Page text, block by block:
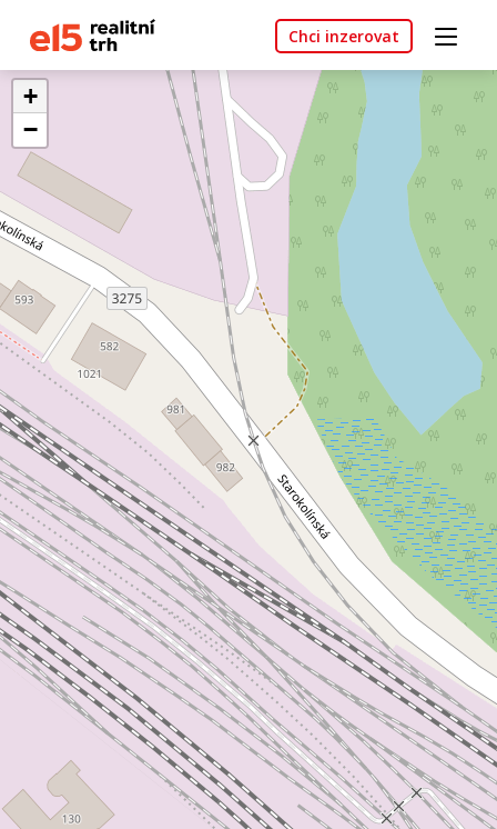
Chci inzerovat
+
−